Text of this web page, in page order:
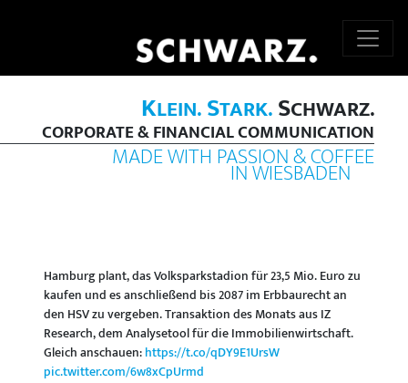
KLEIN.STARK.SCHWARZ.
CORPORATE & FINANCIAL COMMUNICATION
MADE WITH PASSION & COFFEE
IN WIESBADEN
Hamburg plant, das Volksparkstadion für 23,5 Mio. Euro zu
kaufen und es anschließend bis 2087 im Erbbaurecht an
den HSV zu vergeben. Transaktion des Monats aus IZ
Research, dem Analysetool für die Immobilienwirtschaft.
Gleich anschauen:https://t.co/qDY9E1UrsW
pic.twitter.com/6w8xCpUrmd